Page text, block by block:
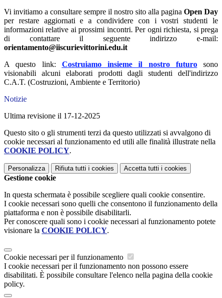
Vi invitiamo a consultare sempre il nostro sito alla pagina Open Day
per restare aggiornati e a condividere con i vostri studenti le
informazioni relative ai prossimi incontri. Per ogni richiesta, si prega
di contattare il seguente indirizzo e-mail:
orientamento@iiscurievittorini.edu.it
A questo link: Costruiamo insieme il nostro futurosono
visionabili alcuni elaborati prodotti dagli studenti dell'indirizzo
C.A.T. (Costruzioni, Ambiente e Territorio)
Notizie
Ultima revisione il 17-12-2025
Questo sito o gli strumenti terzi da questo utilizzati si avvalgono di
cookie necessari al funzionamento ed utili alle finalità illustrate nella
COOKIE POLICY.
Personalizza Rifiuta tutti i cookies Accetta tutti i cookies
Gestione cookie
In questa schermata è possibile scegliere quali cookie consentire.
I cookie necessari sono quelli che consentono il funzionamento della
piattaforma e non è possibile disabilitarli.
Per conoscere quali sono i cookie necessari al funzionamento potete
visionare la COOKIE POLICY.
Cookie necessari per il funzionamento
I cookie necessari per il funzionamento non possono essere
disabilitati. È possibile consultare l'elenco nella pagina della cookie
policy.